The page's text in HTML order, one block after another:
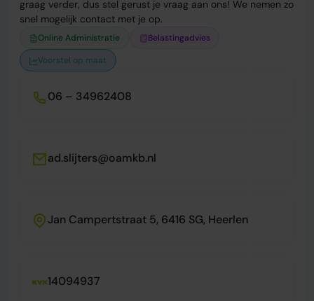
graag verder, dus stel gerust je vraag aan ons! We nemen zo
snel mogelijk contact met je op.
Online Administratie
Belastingadvies
Voorstel op maat
06 – 34962408
ad.slijters@oamkb.nl
Jan Campertstraat 5, 6416 SG, Heerlen
14094937